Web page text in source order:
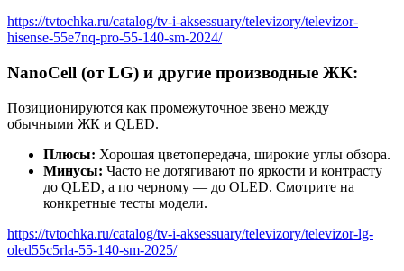
https://tvtochka.ru/catalog/tv-i-aksessuary/televizory/televizor-
hisense-55e7nq-pro-55-140-sm-2024/
NanoCell (от LG) и другие производные ЖК:
Позиционируются как промежуточное звено между
обычными ЖК и QLED.
Плюсы: Хорошая цветопередача, широкие углы обзора.
Минусы: Часто не дотягивают по яркости и контрасту
до QLED, а по черному — до OLED. Смотрите на
конкретные тесты модели.
https://tvtochka.ru/catalog/tv-i-aksessuary/televizory/televizor-lg-
oled55c5rla-55-140-sm-2025/